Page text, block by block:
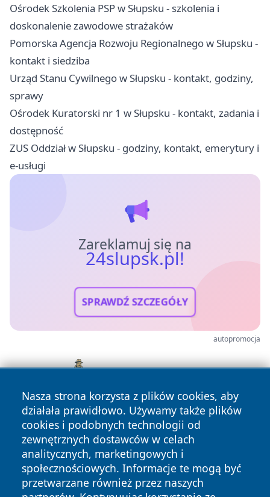
Ośrodek Szkolenia PSP w Słupsku - szkolenia i
doskonalenie zawodowe strażaków
Pomorska Agencja Rozwoju Regionalnego w Słupsku -
kontakt i siedziba
Urząd Stanu Cywilnego w Słupsku - kontakt, godziny,
sprawy
Ośrodek Kuratorski nr 1 w Słupsku - kontakt, zadania i
dostępność
ZUS Oddział w Słupsku - godziny, kontakt, emerytury i
e-usługi
Zareklamuj się na
24slupsk.pl!
SPRAWDŹ SZCZEGÓŁY
autopromocja
Nasza strona korzysta z plików cookies, aby
działała prawidłowo. Używamy także plików
cookies i podobnych technologii od
zewnętrznych dostawców w celach
analitycznych, marketingowych i
społecznościowych. Informacje te mogą być
przetwarzane również przez naszych